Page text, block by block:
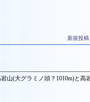
新規投稿
(大グラミノ頭？1010m)と高